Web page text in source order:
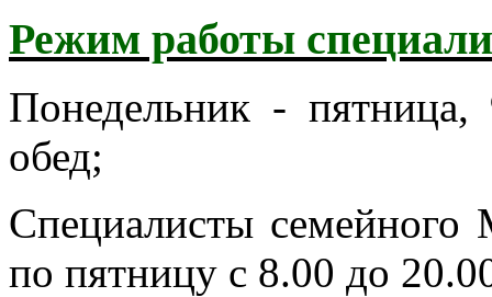
Режим работы
Понедельник -
обед;
Специалисты
по пятницу с 8.00 до